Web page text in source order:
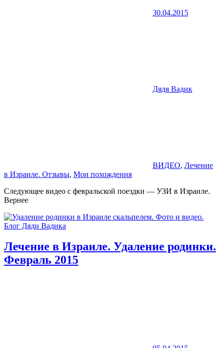
30.04.2015
Дядя Вадик
ВИДЕО, Лечение
в Израиле. Отзывы, Мои похождения
Следующее видео с февральской поездки — УЗИ в Израиле.
Вернее
Лечение в Израиле. Удаление родинки.
Февраль 2015